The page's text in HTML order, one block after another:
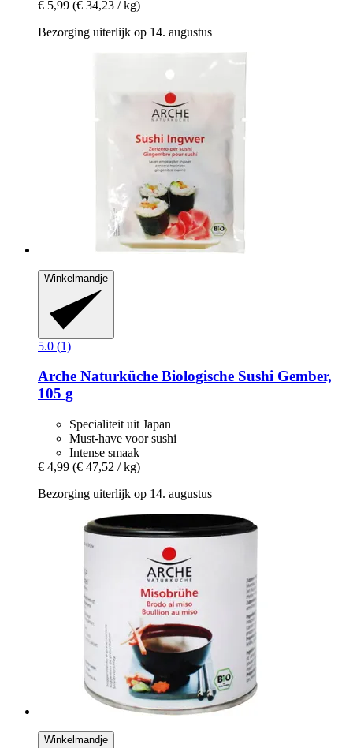
€ 5,99 (€ 34,23 / kg)
Bezorging uiterlijk op 14. augustus
Winkelmandje
5.0 (1)
Arche Naturküche Biologische Sushi Gember,
105 g
Specialiteit uit Japan
Must-have voor sushi
Intense smaak
€ 4,99 (€ 47,52 / kg)
Bezorging uiterlijk op 14. augustus
Winkelmandje